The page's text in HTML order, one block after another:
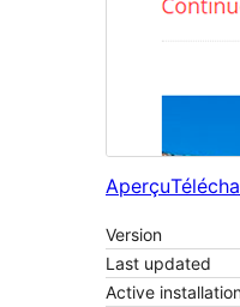
Aperçu
Version
Last updated
Active